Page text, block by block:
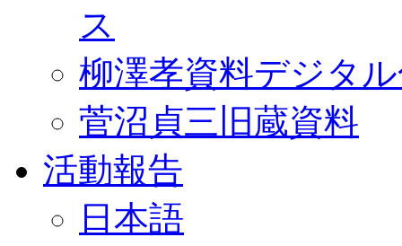
ス
柳澤孝資料デジタ
菅沼貞三旧蔵資料
活動報告
日本語